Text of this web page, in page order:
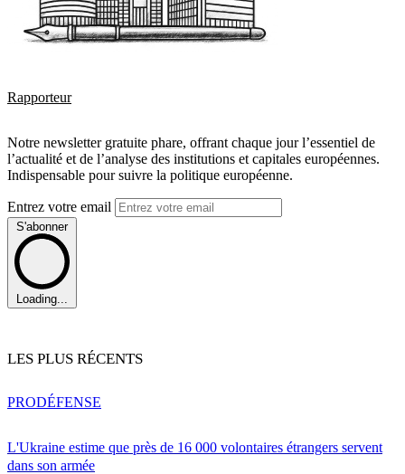
Rapporteur
Notre newsletter gratuite phare, offrant chaque jour l’essentiel de
l’actualité et de l’analyse des institutions et capitales européennes.
Indispensable pour suivre la politique européenne.
Entrez votre email
S'abonner
Loading...
LES PLUS RÉCENTS
L'Ukraine estime que près de 16 000 volontaires étrangers servent
dans son armée
PRODÉFENSE